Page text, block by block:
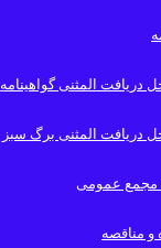
دریافت المثنی گواهینامه
دریافت المثنی برگ سبز
مجمع عمومی
و مناقصه